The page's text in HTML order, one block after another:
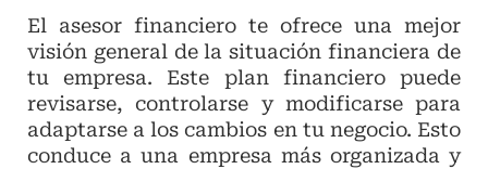
El asesor financiero te ofrece una mejor
visión general de la situación financiera de
tu empresa. Este plan financiero puede
revisarse, controlarse y modificarse para
adaptarse a los cambios en tu negocio. Esto
conduce a una empresa más organizada y